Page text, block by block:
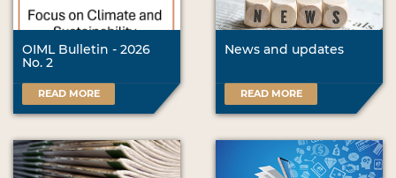
OIML Bulletin - 2026
No. 2
READ MORE
News and updates
READ MORE